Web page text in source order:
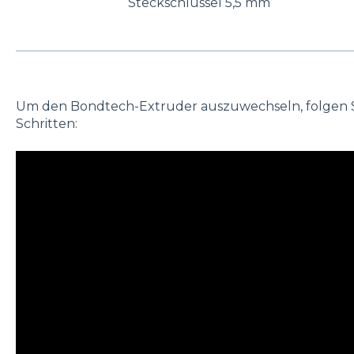
Steckschlüssel 5,5 mm
Um den Bondtech-Extruder auszuwechseln, folgen
Schritten: